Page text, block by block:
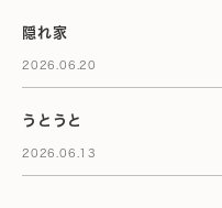
隠れ家
2026.06.20
うとうと
2026.06.13